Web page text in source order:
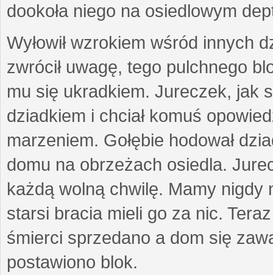
dookoła niego na osiedlowym
Wyłowił wzrokiem wśród innych
zwrócił uwagę, tego pulchnego
mu się ukradkiem. Jureczek, jak
dziadkiem i chciał komuś
marzeniem. Gołębie hodował
domu na obrzeżach osiedla.
każdą wolną chwilę. Mamy nigdy
starsi bracia mieli go za nic.
śmierci sprzedano a dom się
postawiono blok.